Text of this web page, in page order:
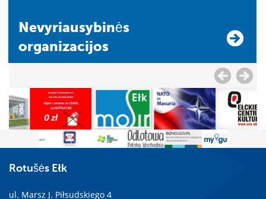
Nevyriausybinės
organizacijos
Rotušės Ełk
ul. Marsz J. Piłsudskiego 4